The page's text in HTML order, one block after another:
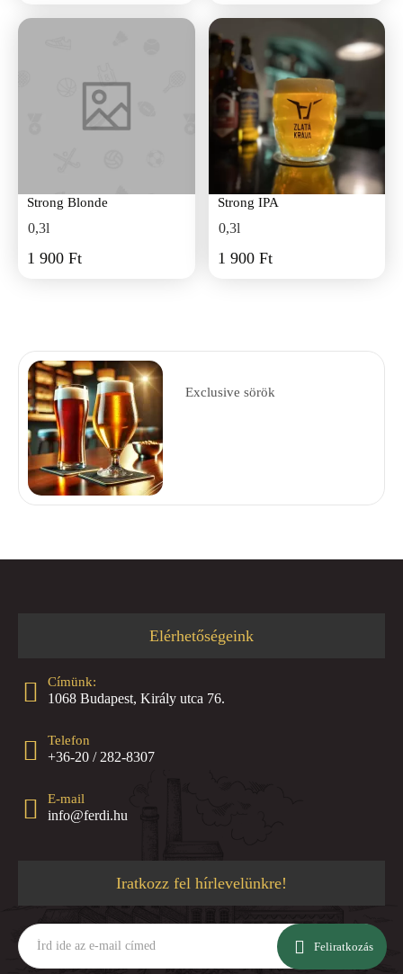
Exclusive sörök
Strong Blonde
0,3l
1 900 Ft
Strong IPA
0,3l
1 900 Ft
Elérhetőségeink
Címünk:
1068 Budapest, Király utca 76.
Telefon
+36-20 / 282-8307
E-mail
info@ferdi.hu
Iratkozz fel hírlevelünkre!
Írd
ide
az
Feliratkozás